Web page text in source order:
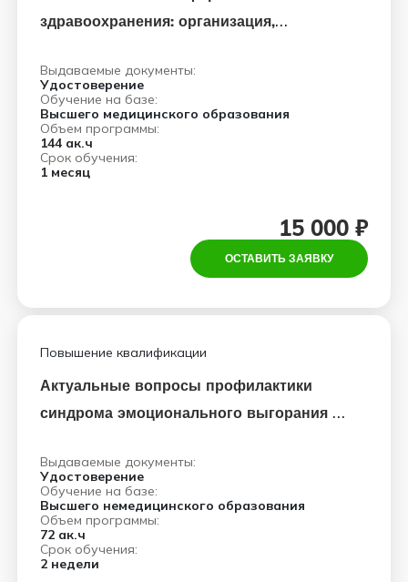
здравоохранения: организация,
Выдаваемые документы:
Удостоверение
Обучение на базе:
Высшего медицинского образования
Объем программы:
144 ак.ч
Срок обучения:
1 месяц
15 000 ₽
ОСТАВИТЬ ЗАЯВКУ
Повышение квалификации
Актуальные вопросы профилактики
синдрома эмоционального выгорания в
медицинских работников
Выдаваемые документы:
Удостоверение
Обучение на базе:
Высшего немедицинского образования
Объем программы:
72 ак.ч
Срок обучения:
2 недели